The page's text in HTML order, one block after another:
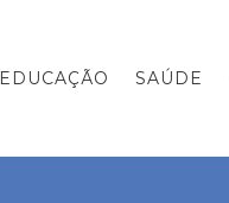
EDUCAÇÃO SAÚDE